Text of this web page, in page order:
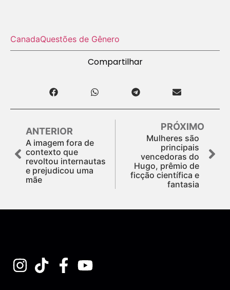
CanadaQuestões de Gênero
Compartilhar
ANTERIOR
A imagem fora de
contexto que
revoltou internautas
e prejudicou uma
mãe
PRÓXIMO
Mulheres são
principais
vencedoras do
Hugo, prêmio de
ficção científica e
fantasia